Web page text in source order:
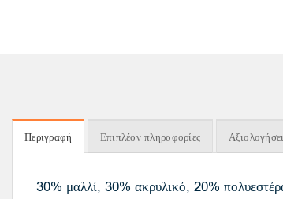
Περιγραφή Επιπλέον πληροφορίες
30% μαλλί, 30% ακρυλικό, 20%